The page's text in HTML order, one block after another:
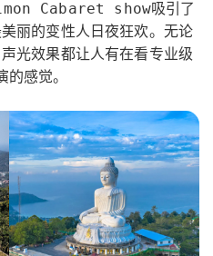
Cabaret show吸引了
丽的变性人日夜狂欢。无论
光效果都让人有在看专业级
的感觉。